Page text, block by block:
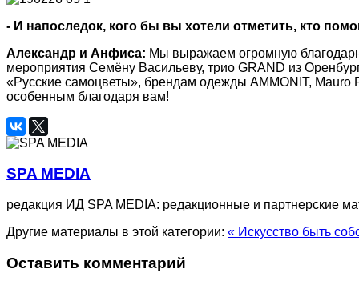
- И напоследок, кого бы вы хотели отметить, кто
Александр и Анфиса: Мы выражаем огромную
мероприятия Семёну Васильеву, трио GRAND из
«Русские самоцветы», брендам одежды AMMONIT, Mauro
особенным благодаря вам!
SPA MEDIA
редакция ИД SPA MEDIA: редакционные и партнерские
Другие материалы в этой категории: « Искусство быть
Оставить комментарий